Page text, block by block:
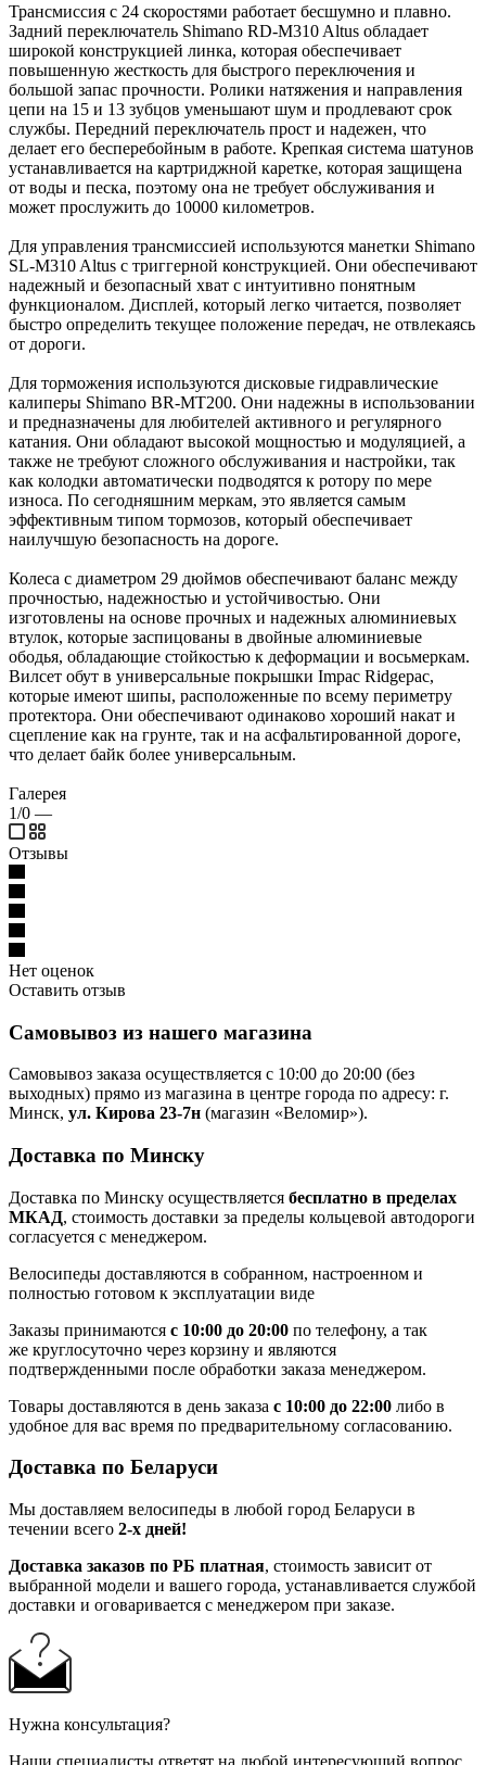
Трансмиссия с 24 скоростями работает бесшумно и плавно.
Задний переключатель Shimano RD-M310 Altus обладает
широкой конструкцией линка, которая обеспечивает
повышенную жесткость для быстрого переключения и
большой запас прочности. Ролики натяжения и направления
цепи на 15 и 13 зубцов уменьшают шум и продлевают срок
службы. Передний переключатель прост и надежен, что
делает его бесперебойным в работе. Крепкая система шатунов
устанавливается на картриджной каретке, которая защищена
от воды и песка, поэтому она не требует обслуживания и
может прослужить до 10000 километров.
Для управления трансмиссией используются манетки Shimano
SL-M310 Altus с триггерной конструкцией. Они обеспечивают
надежный и безопасный хват с интуитивно понятным
функционалом. Дисплей, который легко читается, позволяет
быстро определить текущее положение передач, не отвлекаясь
от дороги.
Для торможения используются дисковые гидравлические
калиперы Shimano BR-MT200. Они надежны в использовании
и предназначены для любителей активного и регулярного
катания. Они обладают высокой мощностью и модуляцией, а
также не требуют сложного обслуживания и настройки, так
как колодки автоматически подводятся к ротору по мере
износа. По сегодняшним меркам, это является самым
эффективным типом тормозов, который обеспечивает
наилучшую безопасность на дороге.
Колеса с диаметром 29 дюймов обеспечивают баланс между
прочностью, надежностью и устойчивостью. Они
изготовлены на основе прочных и надежных алюминиевых
втулок, которые заспицованы в двойные алюминиевые
ободья, обладающие стойкостью к деформации и восьмеркам.
Вилсет обут в универсальные покрышки Impac Ridgepac,
которые имеют шипы, расположенные по всему периметру
протектора. Они обеспечивают одинаково хороший накат и
сцепление как на грунте, так и на асфальтированной дороге,
что делает байк более универсальным.
Галерея
1/0 —
Отзывы
Нет оценок
Оставить отзыв
Самовывоз из нашего магазина
Самовывоз заказа осуществляется с 10:00 до 20:00 (без
выходных) прямо из магазина в центре города по адресу: г.
Минск, ул. Кирова 23-7н (магазин «Веломир»).
Доставка по Минску
Доставка по Минску осуществляется бесплатно в пределах
МКАД, стоимость доставки за пределы кольцевой автодороги
согласуется с менеджером.
Велосипеды доставляются в собранном, настроенном и
полностью готовом к эксплуатации виде
Заказы принимаются с 10:00 до 20:00 по телефону, а так
же круглосуточно через корзину и являются
подтвержденными после обработки заказа менеджером.
Товары доставляются в день заказа с 10:00 до 22:00 либо в
удобное для вас время по предварительному согласованию.
Доставка по Беларуси
Мы доставляем велосипеды в любой город Беларуси в
течении всего 2-х дней!
Доставка заказов по РБ платная, стоимость зависит от
выбранной модели и вашего города, устанавливается службой
доставки и оговаривается с менеджером при заказе.
Нужна консультация?
Наши специалисты ответят на любой интересующий вопрос